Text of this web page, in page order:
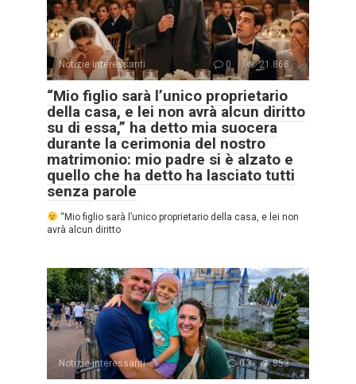
Notizie interessanti 0 21.868
“Mio figlio sarà l’unico proprietario
della casa, e lei non avrà alcun diritto
su di essa,” ha detto mia suocera
durante la cerimonia del nostro
matrimonio: mio padre si è alzato e
quello che ha detto ha lasciato tutti
senza parole
“Mio figlio sarà l’unico proprietario della casa, e lei non
avrà alcun diritto
Notizie interessanti 0 853